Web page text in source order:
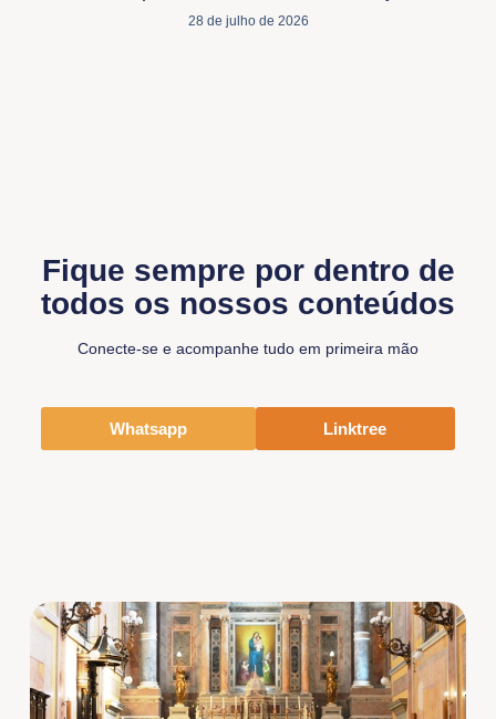
28 de julho de 2026
Fique sempre por dentro de
todos os nossos conteúdos
Conecte-se e acompanhe tudo em primeira mão
Whatsapp Linktree